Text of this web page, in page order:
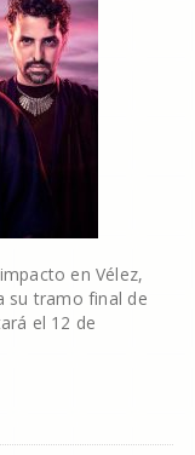
en Vélez,
su tramo final de
el 12 de